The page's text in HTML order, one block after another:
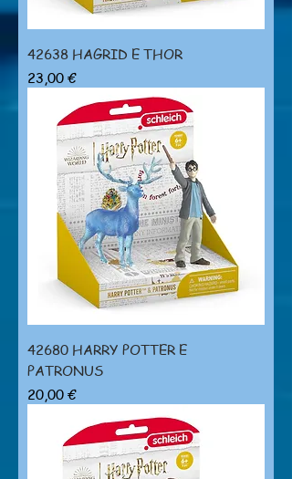
42638 HAGRID E THOR
Prezzo
23,00 €
42680 HARRY POTTER E
PATRONUS
Prezzo
20,00 €